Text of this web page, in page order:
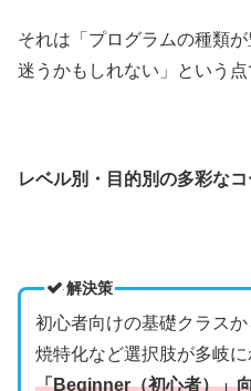
それは「プログラムの種類
迷うかもしれない」という点
レベル別・目的別の多彩なコ
解決策
初心者向けの基礎クラス
焼特化など選択肢が多岐に
「Beginner（初心者）」